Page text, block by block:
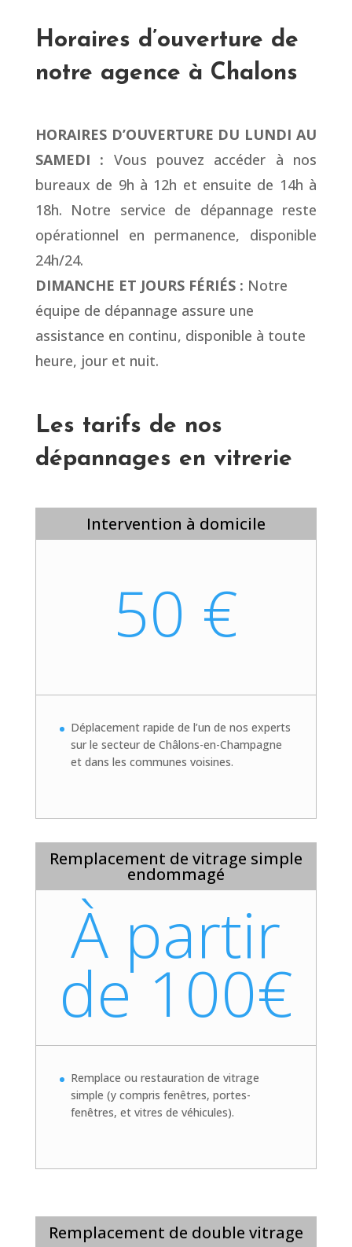
Horaires d’ouverture de
notre agence à Chalons
HORAIRES D’OUVERTURE DU LUNDI AU
SAMEDI : Vous pouvez accéder à nos
bureaux de 9h à 12h et ensuite de 14h à
18h. Notre service de dépannage reste
opérationnel en permanence, disponible
24h/24.
DIMANCHE ET JOURS FÉRIÉS : Notre
équipe de dépannage assure une
assistance en continu, disponible à toute
heure, jour et nuit.
Les tarifs de nos
dépannages en vitrerie
Intervention à domicile
50 €
Déplacement rapide de l’un de nos experts
sur le secteur de Châlons-en-Champagne
et dans les communes voisines.
Remplacement de vitrage simple
endommagé
À partir
de 100€
Remplace ou restauration de vitrage
simple (y compris fenêtres, portes-
fenêtres, et vitres de véhicules).
Remplacement de double vitrage